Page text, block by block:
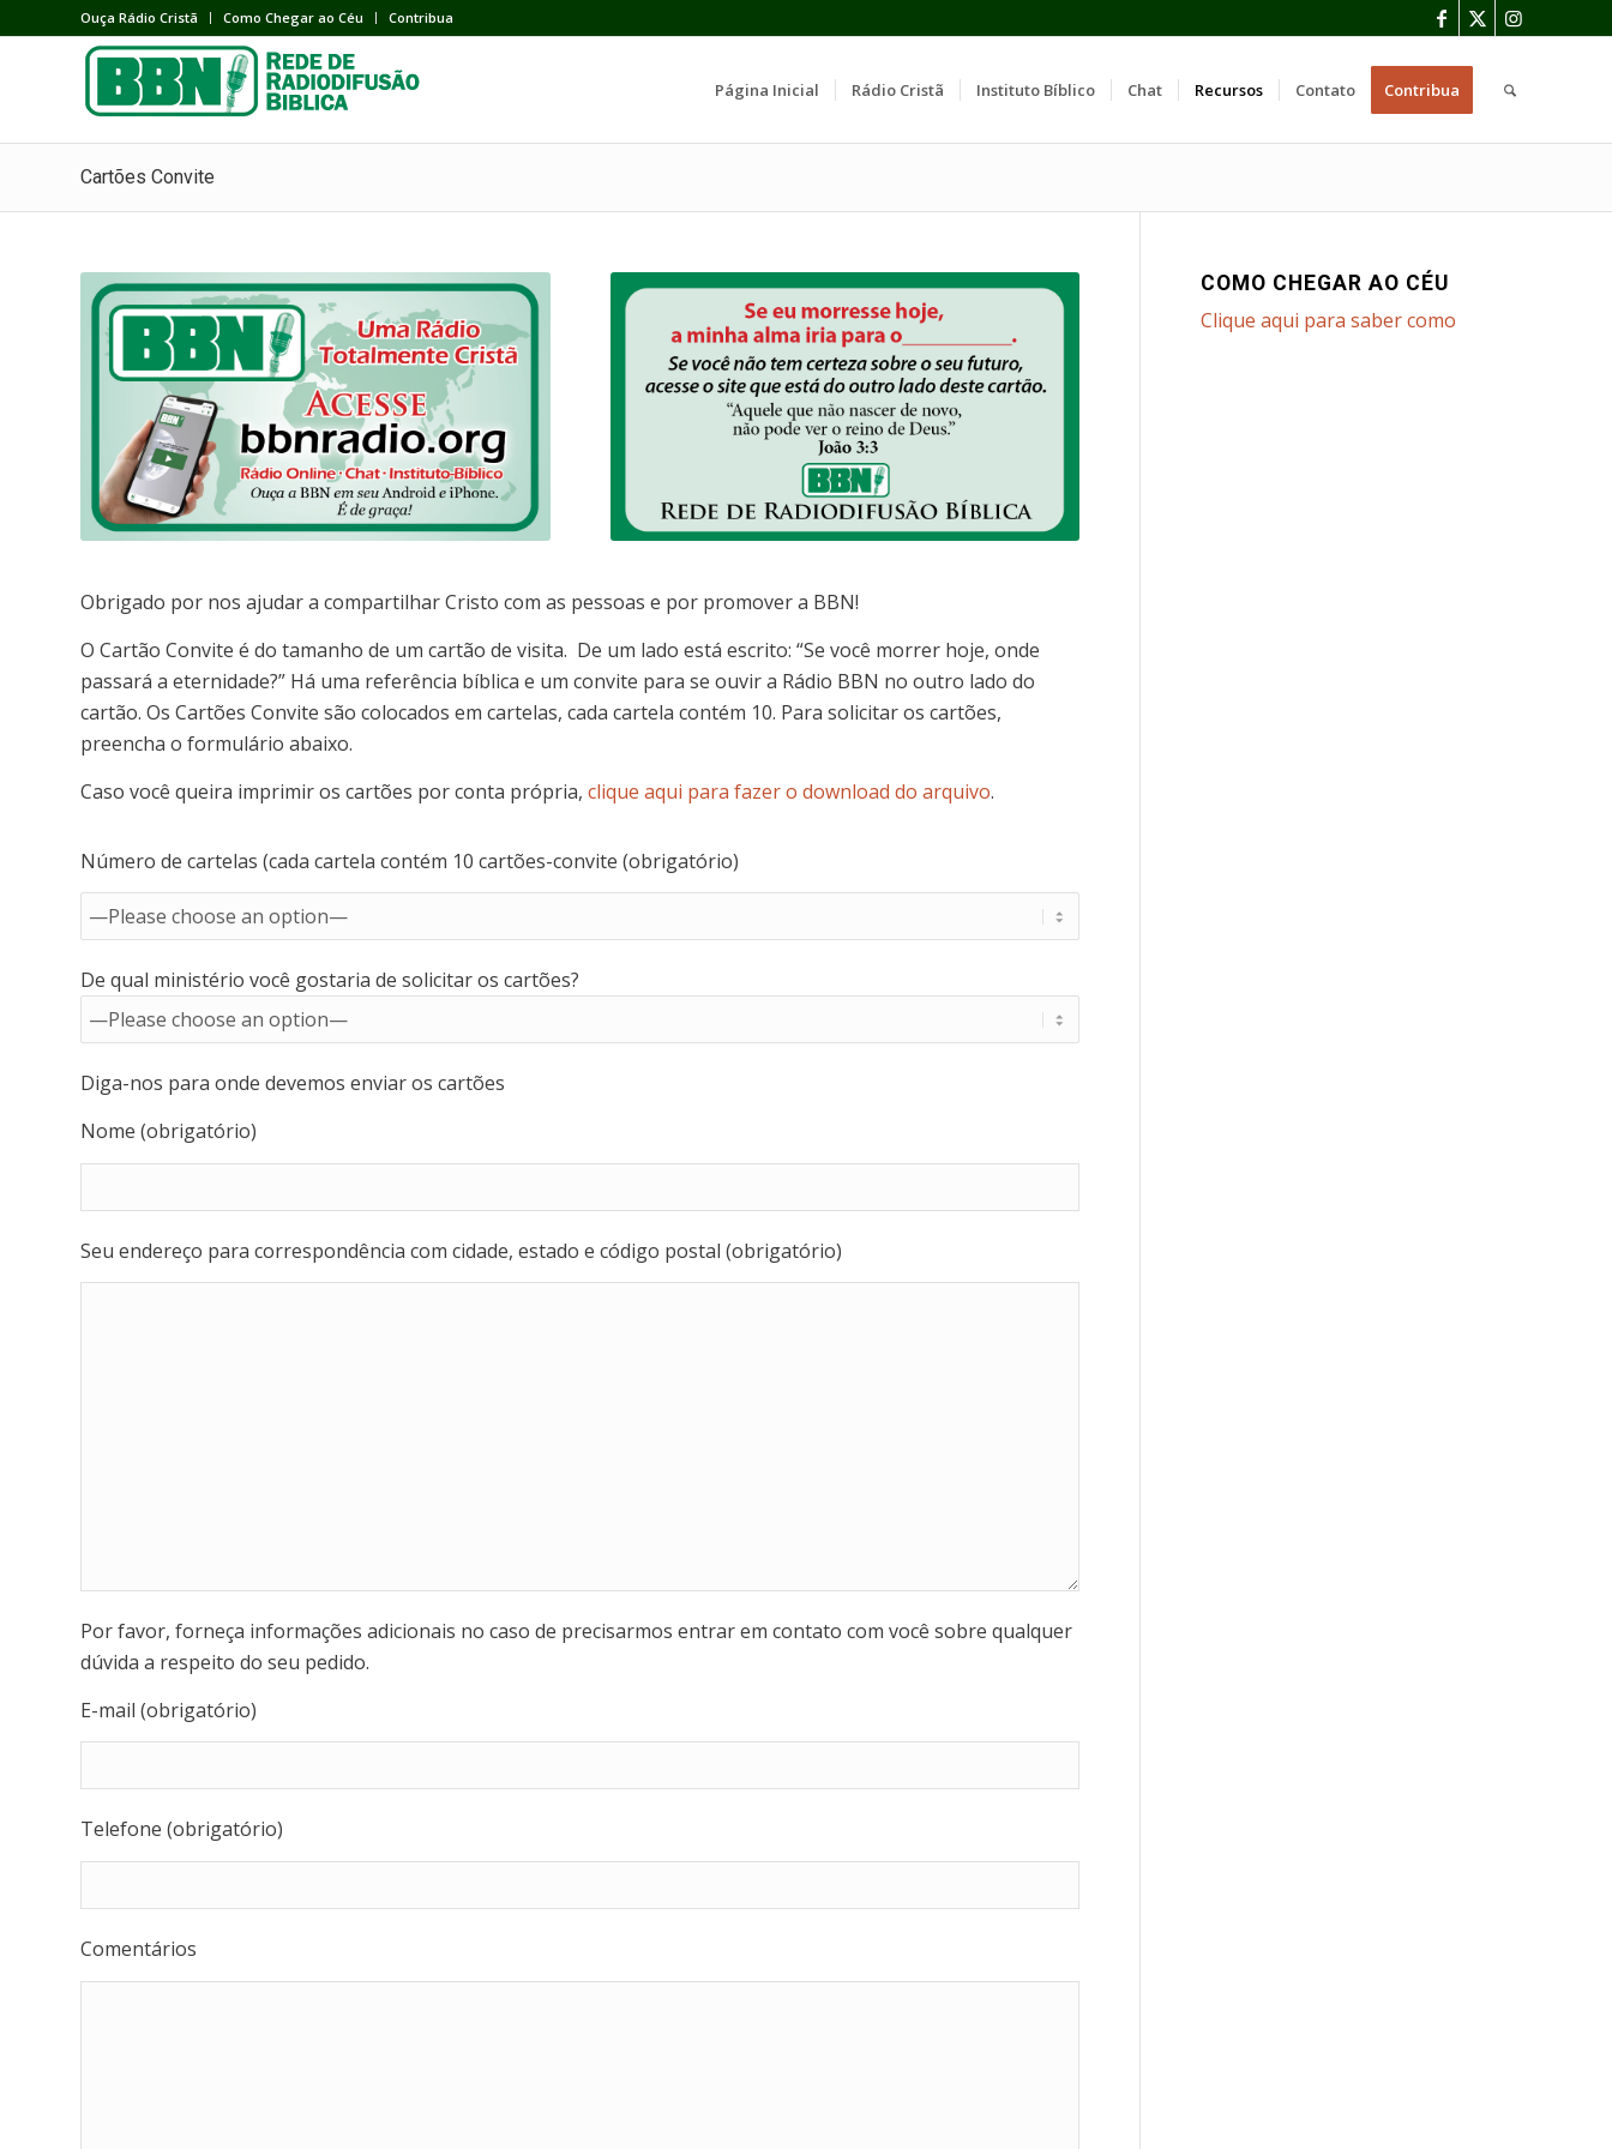
Ouça Rádio Cristã Como Chegar ao Céu Contribua
Página Inicial Rádio Cristã Instituto Bíblico Chat Recursos Contato Contribua
Cartões Convite
Obrigado por nos ajudar a compartilhar Cristo com as pessoas e por promover a BBN!
O Cartão Convite é do tamanho de um cartão de visita. De um lado está escrito: “Se você morrer hoje, onde
passará a eternidade?” Há uma referência bíblica e um convite para se ouvir a Rádio BBN no outro lado do
cartão. Os Cartões Convite são colocados em cartelas, cada cartela contém 10. Para solicitar os cartões,
preencha o formulário abaixo.
Caso você queira imprimir os cartões por conta própria, clique aqui para fazer o download do arquivo.
Número de cartelas (cada cartela contém 10 cartões-convite (obrigatório)
De qual ministério você gostaria de solicitar os cartões?
Diga-nos para onde devemos enviar os cartões
Nome (obrigatório)
Seu endereço para correspondência com cidade, estado e código postal (obrigatório)
Por favor, forneça informações adicionais no caso de precisarmos entrar em contato com você sobre qualquer
dúvida a respeito do seu pedido.
E-mail (obrigatório)
Telefone (obrigatório)
Comentários
COMO CHEGAR AO CÉU
Clique aqui para saber como